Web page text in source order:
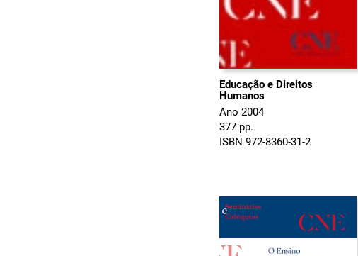
Educação e Direitos
Humanos
Ano 2004
377 pp.
ISBN 972-8360-31-2